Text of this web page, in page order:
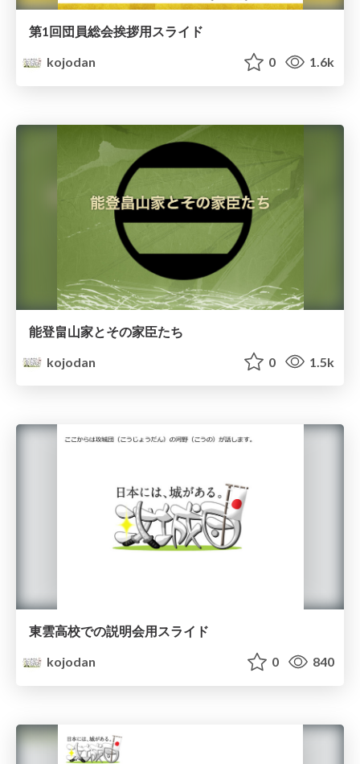
第1回団員総会挨拶用スライド
kojodan
0 1.6k
能登畠山家とその家臣たち
kojodan
0 1.5k
東雲高校での説明会用スライド
kojodan
0 840